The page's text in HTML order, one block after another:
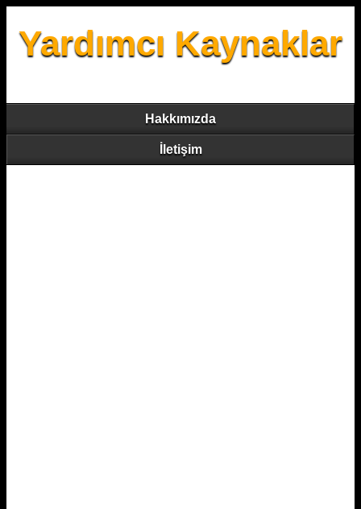
Yardımcı Kaynaklar
Hakkımızda
İletişim